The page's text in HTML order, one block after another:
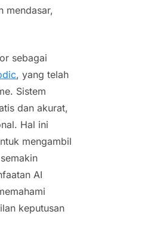
mendasar,
sebagai
, yang telah
Sistem
dan akurat,
Hal ini
mengambil
AI
keputusan